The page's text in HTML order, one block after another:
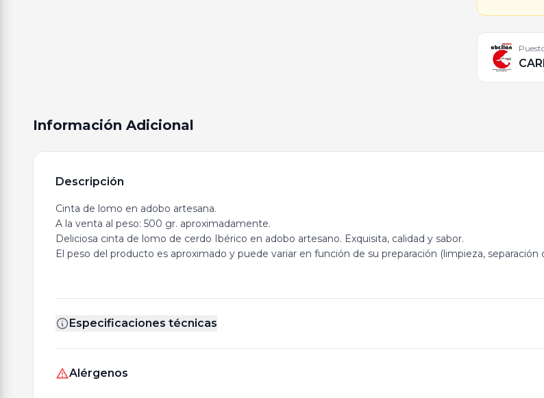
Información Adicional
Descripción
Cinta de lomo en adobo artesana.
A la venta al peso: 500 gr. aproximadamente.
Deliciosa cinta de lomo de cerdo Ibérico en adobo artesano. Exquisita, calidad y sabor.
El peso del producto es aproximado y puede variar en función de su preparación (limpieza, separación
Especificaciones técnicas
Alérgenos